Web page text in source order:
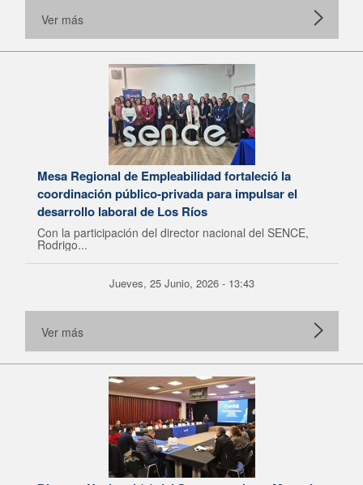
Ver más
Mesa Regional de Empleabilidad fortaleció la
coordinación público-privada para impulsar el
desarrollo laboral de Los Ríos
Con la participación del director nacional del SENCE,
Rodrigo...
Jueves, 25 Junio, 2026 - 13:43
Ver más